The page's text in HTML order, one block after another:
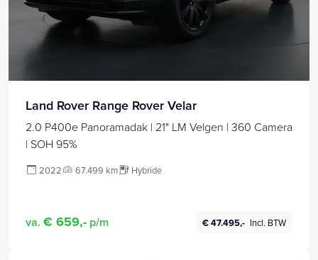
Land Rover Range Rover Velar
2.0 P400e Panoramadak | 21" LM Velgen | 360 Camera
| SOH 95%
2022 67.499 km Hybride
va. € 659,- p/m € 47.495,- Incl. BTW